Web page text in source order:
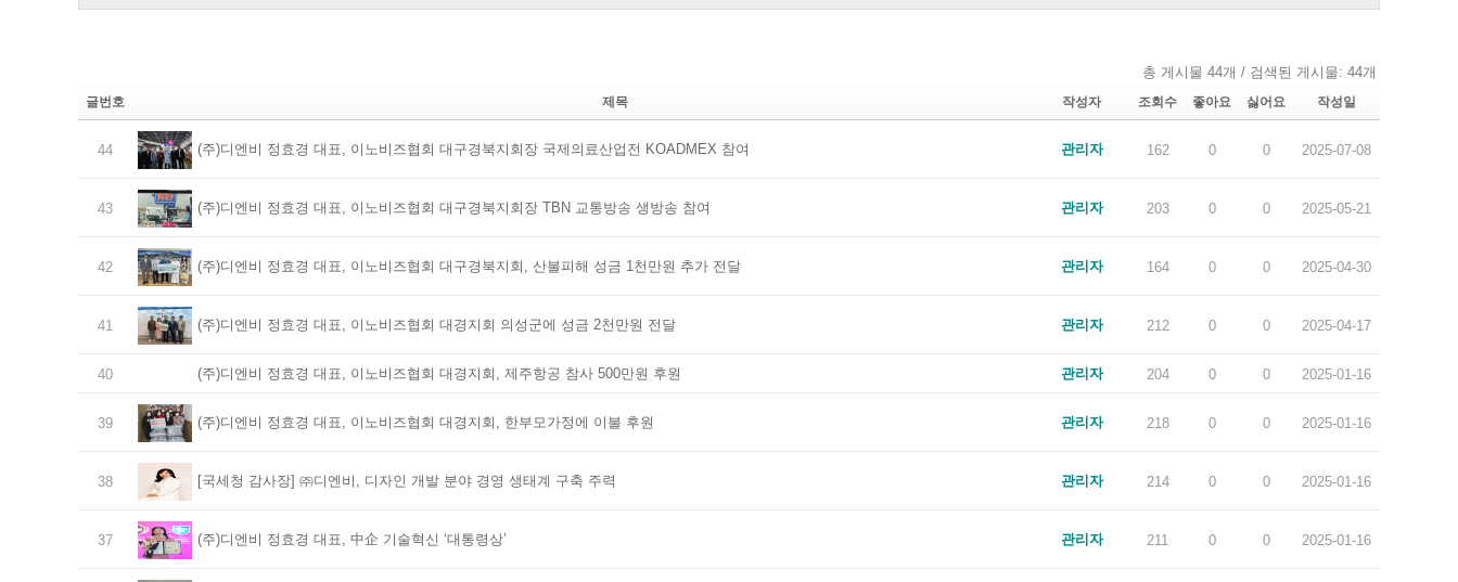
총 게시물 44개 / 검색된 게시물: 44개
글번호 제목 작성자 조회수 좋아요 싫어요 작성일
44 (주)디엔비 정효경 대표, 이노비즈협회 대구경북지회장 국제의료산업전 KOADMEX 참여 관리자 162 0 0 2025-07-08
43 (주)디엔비 정효경 대표, 이노비즈협회 대구경북지회장 TBN 교통방송 생방송 참여 관리자 203 0 0 2025-05-21
42 (주)디엔비 정효경 대표, 이노비즈협회 대구경북지회, 산불피해 성금 1천만원 추가 전달 관리자 164 0 0 2025-04-30
41 (주)디엔비 정효경 대표, 이노비즈협회 대경지회 의성군에 성금 2천만원 전달 관리자 212 0 0 2025-04-17
40 (주)디엔비 정효경 대표, 이노비즈협회 대경지회, 제주항공 참사 500만원 후원 관리자 204 0 0 2025-01-16
39 (주)디엔비 정효경 대표, 이노비즈협회 대경지회, 한부모가정에 이불 후원 관리자 218 0 0 2025-01-16
38 [국세청 감사장] ㈜디엔비, 디자인 개발 분야 경영 생태계 구축 주력 관리자 214 0 0 2025-01-16
37 (주)디엔비 정효경 대표, 中企 기술혁신 ‘대통령상’ 관리자 211 0 0 2025-01-16